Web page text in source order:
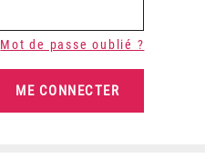
Mot de passe oublié ?